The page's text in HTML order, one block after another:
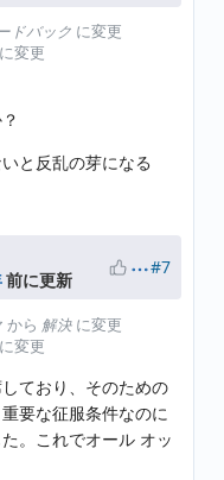
ドバック に変更
に変更
と反乱の芽になる
前に更新
#7
から 解決 に変更
変更
ており、そのための
要な征服条件なのに
。これでオール オッ